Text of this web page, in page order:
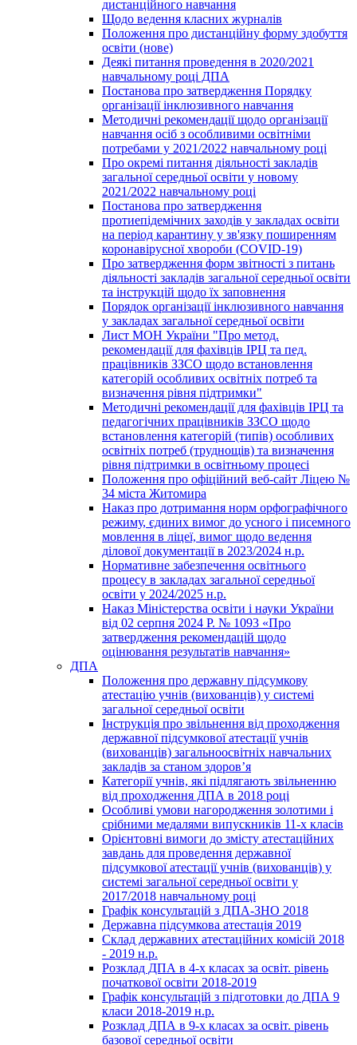
дистанційного навчання
Щодо ведення класних журналів
Положення про дистанційну форму здобуття
освіти (нове)
Деякі питання проведення в 2020/2021
навчальному році ДПА
Постанова про затвердження Порядку
організації інклюзивного навчання
Методичні рекомендації щодо організації
навчання осіб з особливими освітніми
потребами у 2021/2022 навчальному році
Про окремі питання діяльності закладів
загальної середньої освіти у новому
2021/2022 навчальному році
Постанова про затвердження
протиепідемічних заходів у закладах освіти
на період карантину у зв'язку поширенням
коронавірусної хвороби (COVID-19)
Про затвердження форм звітності з питань
діяльності закладів загальної середньої освіти
та інструкцій щодо їх заповнення
Порядок організації інклюзивного навчання
у закладах загальної середньої освіти
Лист МОН України "Про метод.
рекомендації для фахівців ІРЦ та пед.
працівників ЗЗСО щодо встановлення
категорій особливих освітніх потреб та
визначення рівня підтримки"
Методичні рекомендації для фахівців ІРЦ та
педагогічних працівників ЗЗСО щодо
встановлення категорій (типів) особливих
освітніх потреб (труднощів) та визначення
рівня підтримки в освітньому процесі
Положення про офіційний веб-сайт Ліцею №
34 міста Житомира
Наказ про дотримання норм орфографічного
режиму, єдиних вимог до усного і писемного
мовлення в ліцеї, вимог щодо ведення
ділової документації в 2023/2024 н.р.
Нормативне забезпечення освітнього
процесу в закладах загальної середньої
освіти у 2024/2025 н.р.
Наказ Міністерства освіти і науки України
від 02 серпня 2024 Р. № 1093 «Про
затвердження рекомендацій щодо
оцінювання результатів навчання»
ДПА
Положення про державну підсумкову
атестацію учнів (вихованців) у системі
загальної середньої освіти
Інструкція про звільнення від проходження
державної підсумкової атестації учнів
(вихованців) загальноосвітніх навчальних
закладів за станом здоров’я
Категорії учнів, які підлягають звільненню
від проходження ДПА в 2018 році
Особливі умови нагородження золотими і
срібними медалями випускників 11-х класів
Орієнтовні вимоги до змісту атестаційних
завдань для проведення державної
підсумкової атестації учнів (вихованців) у
системі загальної середньої освіти у
2017/2018 навчальному році
Графік консультацій з ДПА-ЗНО 2018
Державна підсумкова атестація 2019
Склад державних атестаційних комісій 2018
- 2019 н.р.
Розклад ДПА в 4-х класах за освіт. рівень
початкової освіти 2018-2019
Графік консультацій з підготовки до ДПА 9
класи 2018-2019 н.р.
Розклад ДПА в 9-х класах за освіт. рівень
базової середньої освіти